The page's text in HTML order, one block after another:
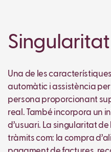
Una de les
automàtic i assistència
persona proporcionant
real. També incorpora un
d’usuari. La singularitat de
tràmits com: la compra